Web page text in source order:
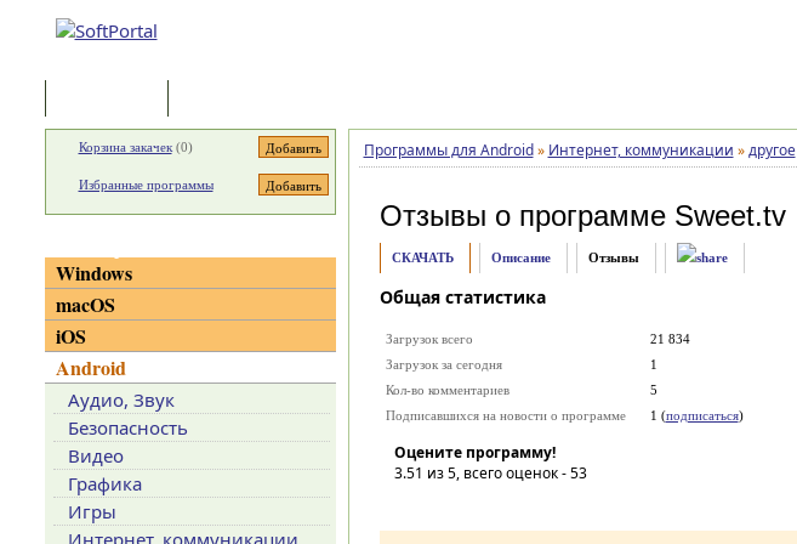
Программы для Android » Интернет, коммуникации » другое
Отзывы о программе Sweet.tv
СКАЧАТЬ Описание Отзывы
Общая статистика
Загрузок всего
21 834
Загрузок за сегодня
1
Кол-во комментариев
5
Подписавшихся на новости о программе
1 (подписаться)
Оцените программу!
3.51 из 5, всего оценок -53
Корзина закачек(0)
Избранные программы
Windows
macOS
iOS
Android
Аудио, Звук
Безопасность
Видео
Графика
Игры
Интернет, коммуникации